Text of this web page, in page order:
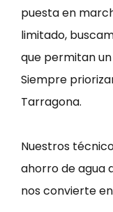
puesta en
limitado,
que permitan un
Siempre
Tarragona.
Nuestros
ahorro de agua
nos convierte